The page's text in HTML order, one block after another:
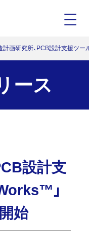
計画研究所、PCB設計支援ツ
ース
設計支
」
始